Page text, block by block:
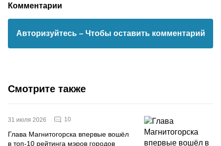
Комментарии
Авторизуйтесь – Чтобы оставить комментарий
Смотрите также
31 июля 2026 10
Глава Магнитогорска впервые вошёл
в топ-10 рейтинга мэров городов